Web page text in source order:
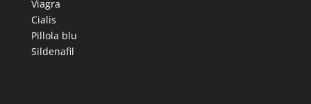
Viagra
Cialis
Pillola blu
Sildenafil